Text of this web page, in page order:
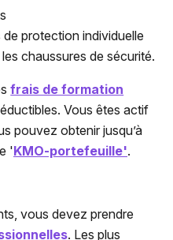
protection individuelle
chaussures de sécurité.
frais de formation
Vous êtes actif
pouvez obtenir jusqu’à
'KMO-portefeuille'.
vous devez prendre
. Les plus